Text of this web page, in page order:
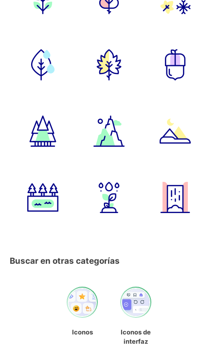
Buscar en otras categorías
Iconos
Iconos de
interfaz